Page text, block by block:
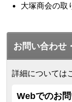
大塚商会の
お問い合わせ
詳細については
Webでのお